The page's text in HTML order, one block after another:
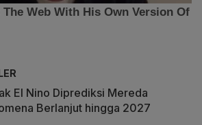
El Nino Diprediksi Mereda
Berlanjut hingga 2027